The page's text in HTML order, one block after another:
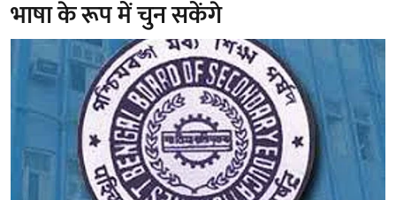
भाषा के रूप में चुन सकेंगे